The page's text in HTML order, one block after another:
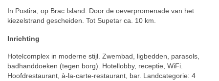
In Postira, op Brac Island. Door de oeverpromenade van het
kiezelstrand gescheiden. Tot Supetar ca. 10 km.
Inrichting
Hotelcomplex in moderne stijl. Zwembad, ligbedden, parasols,
badhanddoeken (tegen borg). Hotellobby, receptie, WiFi.
Hoofdrestaurant, à-la-carte-restaurant, bar. Landcategorie: 4